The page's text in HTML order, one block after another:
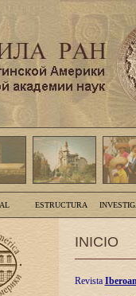
ESTRUCTURA
INICIO
Revista